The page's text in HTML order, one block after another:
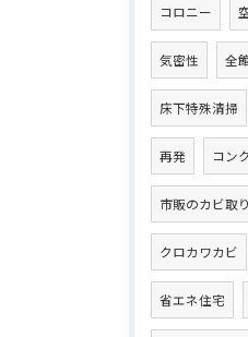
コロニー
気密性 全
床下特殊清掃
再発 コン
市販のカビ取
クロカワカビ
省エネ住宅